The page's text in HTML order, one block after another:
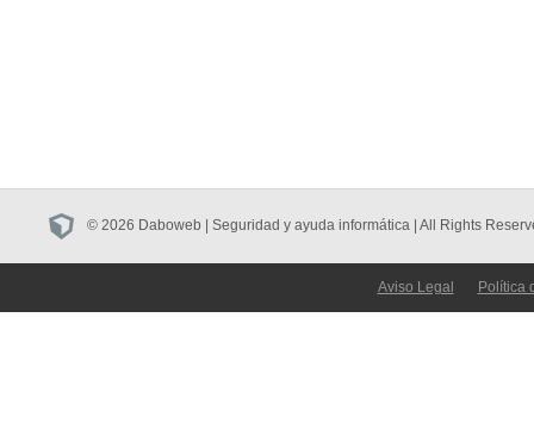
© 2026 Daboweb | Seguridad y ayuda informática | All Rights
Aviso Legal Política